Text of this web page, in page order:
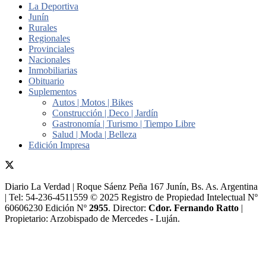
La Deportiva
Junín
Rurales
Regionales
Provinciales
Nacionales
Inmobiliarias
Obituario
Suplementos
Autos | Motos | Bikes
Construcción | Deco | Jardín
Gastronomía | Turismo | Tiempo Libre
Salud | Moda | Belleza
Edición Impresa
Diario La Verdad | Roque Sáenz Peña 167 Junín, Bs. As. Argentina
| Tel: 54-236-4511559 © 2025 Registro de Propiedad Intelectual Nº
60606230 Edición Nº 2955. Director:​ Cdor. Fernando Ratto |
Propietario:​ Arzobispado de Mercedes - Luján.